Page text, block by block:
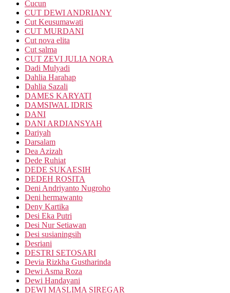
Cucun
CUT DEWI ANDRIANY
Cut Keusumawati
CUT MURDANI
Cut nova elita
Cut salma
CUT ZEVI JULIA NORA
Dadi Mulyadi
Dahlia Harahap
Dahlia Sazali
DAMES KARYATI
DAMSIWAL IDRIS
DANI
DANI ARDIANSYAH
Dariyah
Darsalam
Dea Azizah
Dede Ruhiat
DEDE SUKAESIH
DEDEH ROSITA
Deni Andriyanto Nugroho
Deni hermawanto
Deny Kartika
Desi Eka Putri
Desi Nur Setiawan
Desi susianingsih
Desriani
DESTRI SETOSARI
Devia Rizkha Gustharinda
Dewi Asma Roza
Dewi Handayani
DEWI MASLIMA SIREGAR